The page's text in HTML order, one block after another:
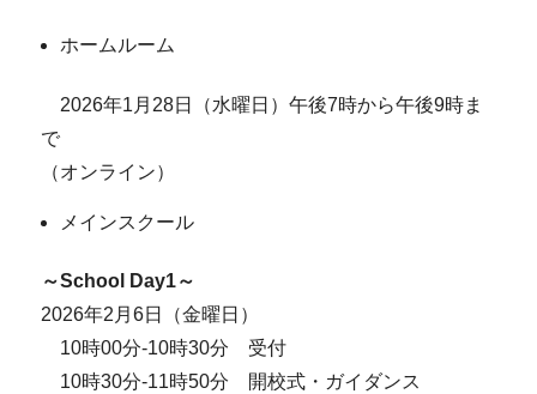
ホームルーム
2026年1月28日（水曜日）午後7時から午後9時ま
で
（オンライン）
メインスクール
～School Day1～
2026年2月6日（金曜日）
10時00分-10時30分 受付
10時30分-11時50分 開校式・ガイダンス